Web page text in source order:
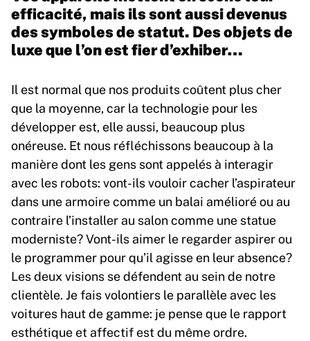
efficacité, mais ils sont aussi devenus
des symboles de statut. Des objets de
luxe que l’on est fier d’exhiber…
Il est normal que nos produits coûtent plus cher
que la moyenne, car la technologie pour les
développer est, elle aussi, beaucoup plus
onéreuse. Et nous réfléchissons beaucoup à la
manière dont les gens sont appelés à interagir
avec les robots: vont-ils vouloir cacher l’aspirateur
dans une armoire comme un balai amélioré ou au
contraire l’installer au salon comme une statue
moderniste? Vont-ils aimer le regarder aspirer ou
le programmer pour qu’il agisse en leur absence?
Les deux visions se défendent au sein de notre
clientèle. Je fais volontiers le parallèle avec les
voitures haut de gamme: je pense que le rapport
esthétique et affectif est du même ordre.